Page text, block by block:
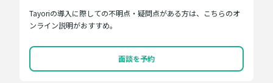
Tayoriの導入に際しての不明点・疑問点がある方は、こちらのオ
ンライン説明がおすすめ。
面談を予約